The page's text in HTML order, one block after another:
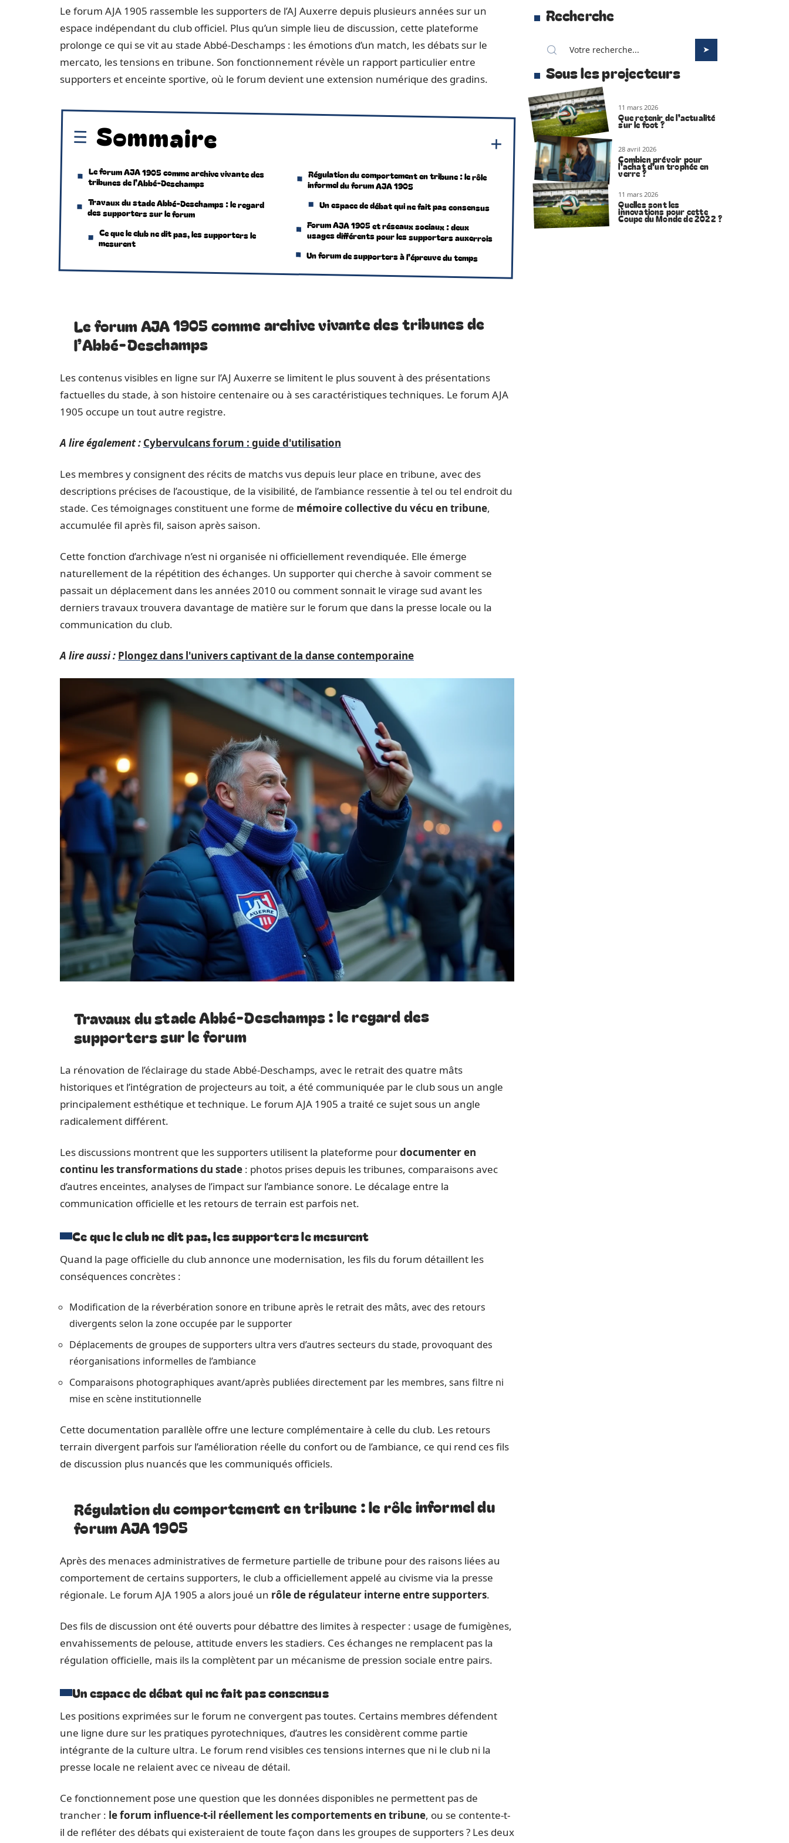
Le forum AJA 1905 rassemble les supporters de l’AJ Auxerre depuis plusieurs années sur un
espace indépendant du club officiel. Plus qu’un simple lieu de discussion, cette plateforme
prolonge ce qui se vit au stade Abbé-Deschamps : les émotions d’un match, les débats sur le
mercato, les tensions en tribune. Son fonctionnement révèle un rapport particulier entre
supporters et enceinte sportive, où le forum devient une extension numérique des gradins.
Sommaire
Le forum AJA 1905 comme archive vivante des
tribunes de l’Abbé-Deschamps
Travaux du stade Abbé-Deschamps : le regard
des supporters sur le forum
Ce que le club ne dit pas, les supporters le
mesurent
Régulation du comportement en tribune : le rôle
informel du forum AJA 1905
Un espace de débat qui ne fait pas consensus
Forum AJA 1905 et réseaux sociaux : deux
usages différents pour les supporters auxerrois
Un forum de supporters à l’épreuve du temps
Le forum AJA 1905 comme archive vivante des tribunes de
l’Abbé-Deschamps
Les contenus visibles en ligne sur l’AJ Auxerre se limitent le plus souvent à des présentations
factuelles du stade, à son histoire centenaire ou à ses caractéristiques techniques. Le forum AJA
1905 occupe un tout autre registre.
A lire également : Cybervulcans forum : guide d'utilisation
Les membres y consignent des récits de matchs vus depuis leur place en tribune, avec des
descriptions précises de l’acoustique, de la visibilité, de l’ambiance ressentie à tel ou tel endroit du
stade. Ces témoignages constituent une forme de mémoire collective du vécu en tribune,
accumulée fil après fil, saison après saison.
Cette fonction d’archivage n’est ni organisée ni officiellement revendiquée. Elle émerge
naturellement de la répétition des échanges. Un supporter qui cherche à savoir comment se
passait un déplacement dans les années 2010 ou comment sonnait le virage sud avant les
derniers travaux trouvera davantage de matière sur le forum que dans la presse locale ou la
communication du club.
A lire aussi : Plongez dans l'univers captivant de la danse contemporaine
Travaux du stade Abbé-Deschamps : le regard des
supporters sur le forum
La rénovation de l’éclairage du stade Abbé-Deschamps, avec le retrait des quatre mâts
historiques et l’intégration de projecteurs au toit, a été communiquée par le club sous un angle
principalement esthétique et technique. Le forum AJA 1905 a traité ce sujet sous un angle
radicalement différent.
Les discussions montrent que les supporters utilisent la plateforme pourdocumenter en
continu les transformations du stade : photos prises depuis les tribunes, comparaisons avec
d’autres enceintes, analyses de l’impact sur l’ambiance sonore. Le décalage entre la
communication officielle et les retours de terrain est parfois net.
Ce que le club ne dit pas, les supporters le mesurent
Quand la page officielle du club annonce une modernisation, les fils du forum détaillent les
conséquences concrètes :
Modification de la réverbération sonore en tribune après le retrait des mâts, avec des retours
divergents selon la zone occupée par le supporter
Déplacements de groupes de supporters ultra vers d’autres secteurs du stade, provoquant des
réorganisations informelles de l’ambiance
Comparaisons photographiques avant/après publiées directement par les membres, sans filtre ni
mise en scène institutionnelle
Cette documentation parallèle offre une lecture complémentaire à celle du club. Les retours
terrain divergent parfois sur l’amélioration réelle du confort ou de l’ambiance, ce qui rend ces fils
de discussion plus nuancés que les communiqués officiels.
Régulation du comportement en tribune : le rôle informel du
forum AJA 1905
Après des menaces administratives de fermeture partielle de tribune pour des raisons liées au
comportement de certains supporters, le club a officiellement appelé au civisme via la presse
régionale. Le forum AJA 1905 a alors joué un rôle de régulateur interne entre supporters.
Des fils de discussion ont été ouverts pour débattre des limites à respecter : usage de fumigènes,
envahissements de pelouse, attitude envers les stadiers. Ces échanges ne remplacent pas la
régulation officielle, mais ils la complètent par un mécanisme de pression sociale entre pairs.
Un espace de débat qui ne fait pas consensus
Les positions exprimées sur le forum ne convergent pas toutes. Certains membres défendent
une ligne dure sur les pratiques pyrotechniques, d’autres les considèrent comme partie
intégrante de la culture ultra. Le forum rend visibles ces tensions internes que ni le club ni la
presse locale ne relaient avec ce niveau de détail.
Ce fonctionnement pose une question que les données disponibles ne permettent pas de
trancher : le forum influence-t-il réellement les comportements en tribune, ou se contente-t-
il de refléter des débats qui existeraient de toute façon dans les groupes de supporters ? Les deux
Recherche
Sous les projecteurs
11 mars 2026
Que retenir de l’actualité
sur le foot ?
28 avril 2026
Combien prévoir pour
l’achat d’un trophée en
verre ?
11 mars 2026
Quelles sont les
innovations pour cette
Coupe du Monde de 2022 ?